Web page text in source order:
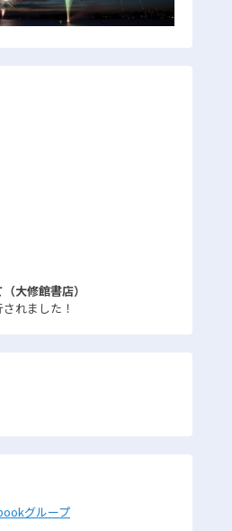
大修館書店）
れました！
グループ